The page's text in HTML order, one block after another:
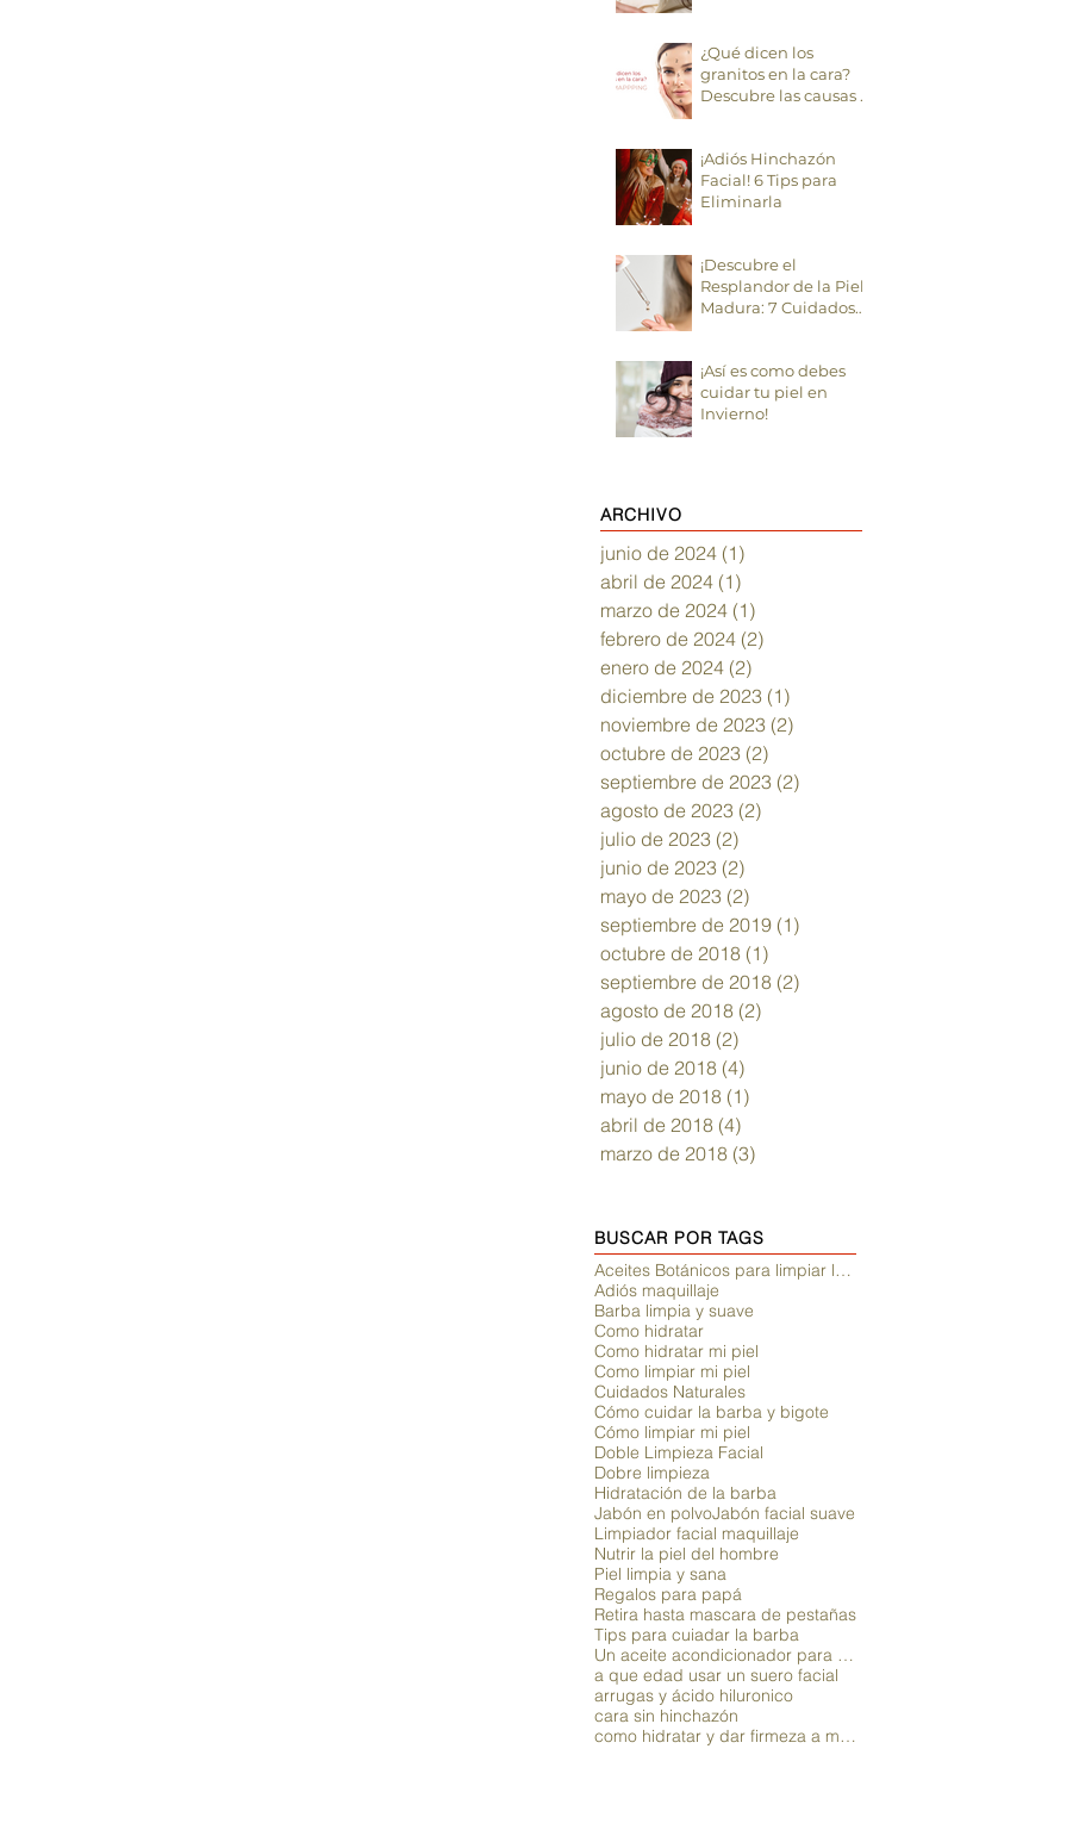
¿Qué dicen los
granitos en la cara?
Descubre las causas y
¡Adiós Hinchazón
Facial! 6 Tips para
Eliminarla
¡Descubre el
Resplandor de la Piel
Madura: 7 Cuidados
¡Así es como debes
cuidar tu piel en
Invierno!
ARCHIVO
junio de 2024 (1)
abril de 2024 (1)
marzo de 2024 (1)
febrero de 2024 (2)
enero de 2024 (2)
diciembre de 2023 (1)
noviembre de 2023 (2)
octubre de 2023 (2)
septiembre de 2023 (2)
agosto de 2023 (2)
julio de 2023 (2)
junio de 2023 (2)
mayo de 2023 (2)
septiembre de 2019 (1)
octubre de 2018 (1)
septiembre de 2018 (2)
agosto de 2018 (2)
julio de 2018 (2)
junio de 2018 (4)
mayo de 2018 (1)
abril de 2018 (4)
marzo de 2018 (3)
BUSCAR POR TAGS
Aceites Botánicos para limpiar la piel
Adiós maquillaje
Barba limpia y suave
Como hidratar
Como hidratar mi piel
Como limpiar mi piel
Cuidados Naturales
Cómo cuidar la barba y bigote
Cómo limpiar mi piel
Doble Limpieza Facial
Dobre limpieza
Hidratación de la barba
Jabón en polvoJabón facial suave
Limpiador facial maquillaje
Nutrir la piel del hombre
Piel limpia y sana
Regalos para papá
Retira hasta mascara de pestañas
Tips para cuiadar la barba
Un aceite acondicionador para la barba
a que edad usar un suero facial
arrugas y ácido hiluronico
cara sin hinchazón
como hidratar y dar firmeza a mi piel con ácido hialuronico